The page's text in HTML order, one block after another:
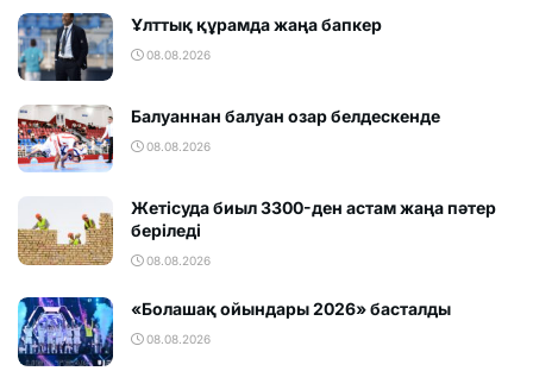
Ұлттық құрамда жаңа бапкер
08.08.2026
Балуаннан балуан озар белдескенде
08.08.2026
Жетісуда биыл 3300-ден астам жаңа пәтер
беріледі
08.08.2026
«Болашақ ойындары 2026» басталды
08.08.2026